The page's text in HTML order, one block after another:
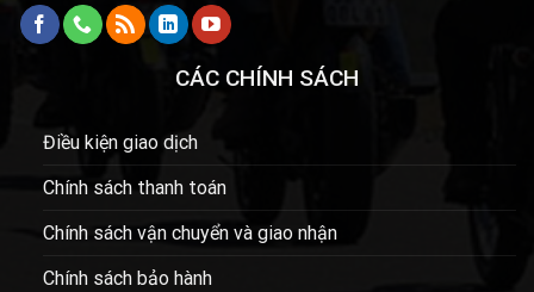
CÁC CHÍNH SÁCH
Điều kiện giao dịch
Chính sách thanh toán
Chính sách vận chuyển và giao nhận
Chính sách bảo hành